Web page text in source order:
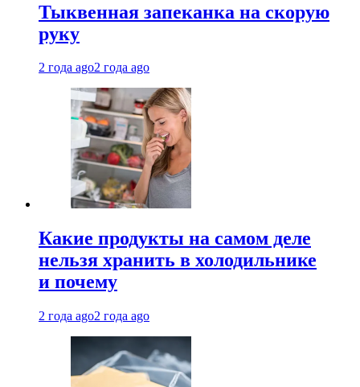
Тыквенная запеканка на скорую
руку
2 года ago2 года ago
Какие продукты на самом деле
нельзя хранить в холодильнике
и почему
2 года ago2 года ago